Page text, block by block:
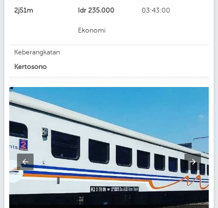
2j51m
Idr 235.000
Ekonomi
03:43:00
Keberangkatan
Kertosono